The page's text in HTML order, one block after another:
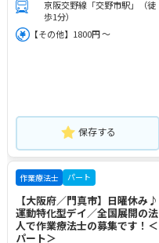
京阪交野線「交野市駅」（徒
歩1分）
【その他】1800円 ～
保存する
作業療法士 パート
【大阪府／門真市】日曜休み♪
運動特化型デイ／全国展開の法
人で作業療法士の募集です！＜
パート＞